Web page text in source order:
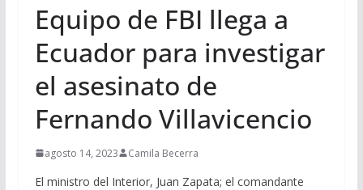
Equipo de FBI llega a
Ecuador para investigar
el asesinato de
Fernando Villavicencio
agosto 14, 2023 Camila Becerra
El ministro del Interior, Juan Zapata; el comandante